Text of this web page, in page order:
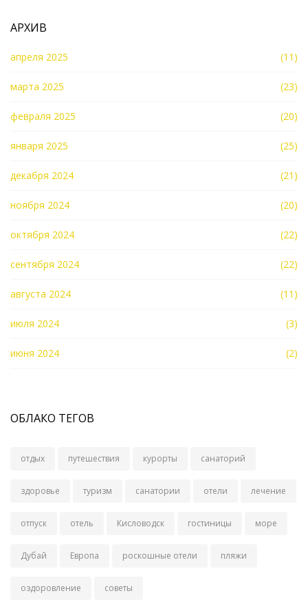
АРХИВ
апреля 2025 (11)
марта 2025 (23)
февраля 2025 (20)
января 2025 (25)
декабря 2024 (21)
ноября 2024 (20)
октября 2024 (22)
сентября 2024 (22)
августа 2024 (11)
июля 2024 (3)
июня 2024 (2)
ОБЛАКО ТЕГОВ
отдых путешествия курорты санаторий
здоровье туризм санатории отели лечение
отпуск отель Кисловодск гостиницы море
Дубай Европа роскошные отели пляжи
оздоровление советы